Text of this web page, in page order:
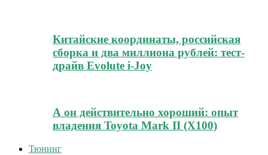
Китайские координаты, российская
сборка и два миллиона рублей: тест-
драйв Evolute i-Joy
А он действительно хороший: опыт
владения Toyota Mark II (Х100)
Тюнинг